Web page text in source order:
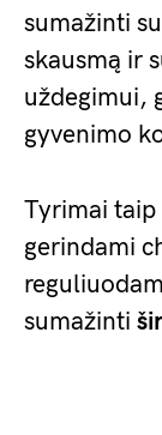
sumažinti
skausmą ir
uždegimui,
gyvenimo
Tyrimai
gerindami
sumažinti